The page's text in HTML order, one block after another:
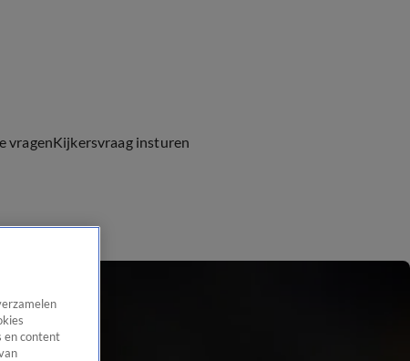
vragenKijkersvraag insturen
en content